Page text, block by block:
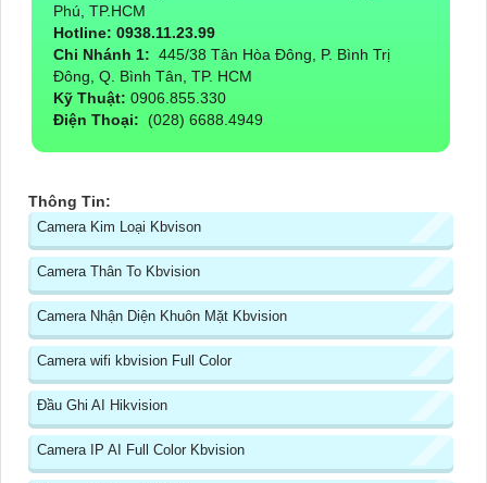
Phú, TP.HCM
Hotline: 0938.11.23.99
Chi Nhánh 1: 445/38 Tân Hòa Đông, P. Bình Trị
Đông, Q. Bình Tân, TP. HCM
Kỹ Thuật: 0906.855.330
Điện Thoại: (028) 6688.4949
Thông Tin:
Camera Kim Loại Kbvison
Camera Thân To Kbvision
Camera Nhận Diện Khuôn Mặt Kbvision
Camera wifi kbvision Full Color
Đầu Ghi AI Hikvision
Camera IP AI Full Color Kbvision